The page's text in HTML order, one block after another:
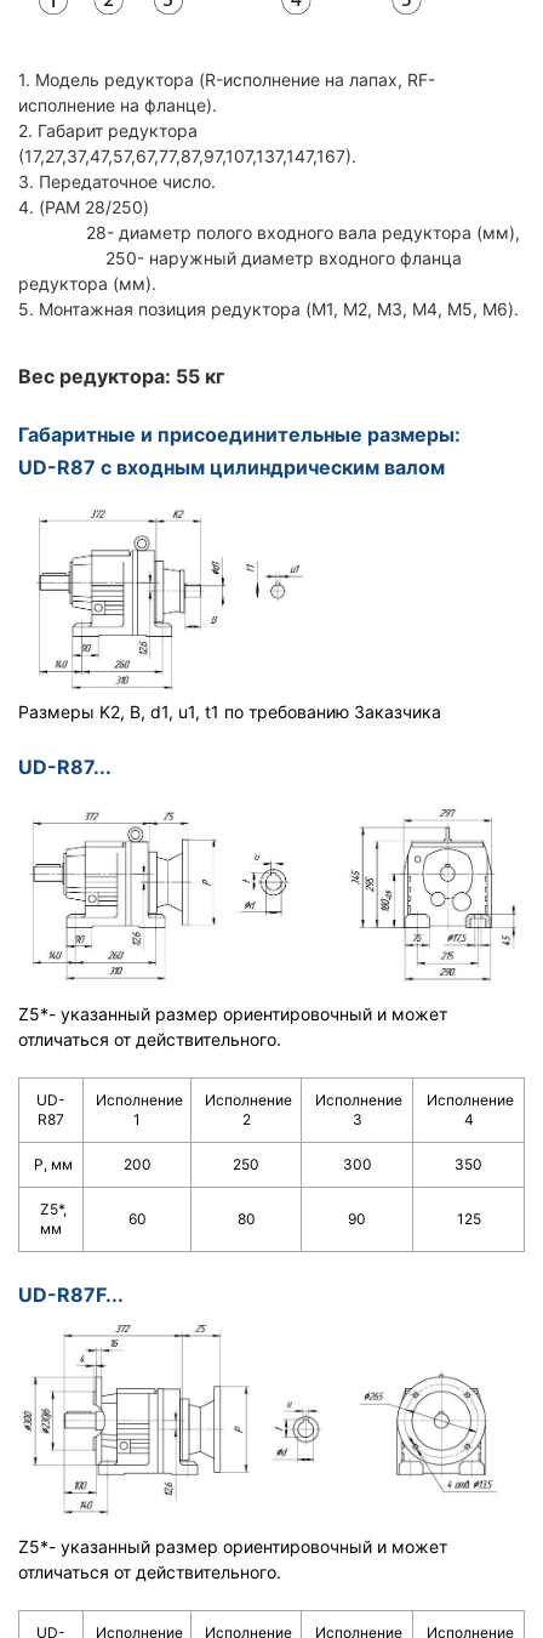
1. Модель редуктора (R-исполнение на лапах, RF-
исполнение на фланце).
2. Габарит редуктора
(17,27,37,47,57,67,77,87,97,107,137,147,167).
3. Передаточное число.
4. (PAM 28/250)
28- диаметр полого входного вала редуктора (мм),
250- наружный диаметр входного фланца
редуктора (мм).
5. Монтажная позиция редуктора (M1, M2, M3, M4, M5, M6).
Вес редуктора: 55 кг
Габаритные и присоединительные размеры:
UD-R87 с входным цилиндрическим валом
Размеры K2, B, d1, u1, t1 по требованию Заказчика
UD-R87...
Z5*- указанный размер ориентировочный и может
отличаться от действительного.
UD-
R87
Исполнение
1
Исполнение
2
Исполнение
3
Исполнение
4
Р, мм 200 250 300 350
Z5*,
мм
60 80 90 125
UD-R87F...
Z5*- указанный размер ориентировочный и может
отличаться от действительного.
UD- Исполнение Исполнение Исполнение Исполнение